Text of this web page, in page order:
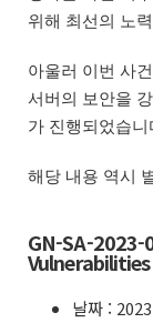
위해 최선의 노
아울러 이번 사
서버의 보안을
가 진행되었습니
해당 내용 역시
GN-SA-
Vulnerabilities
날짜 :